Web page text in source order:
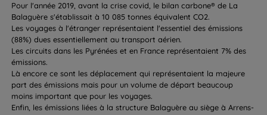
Pour l'année 2019, avant la crise covid, le bilan carbone® de La
Balaguère s'établissait à 10 085 tonnes équivalent CO2.
Les voyages à l'étranger représentaient l'essentiel des émissions
(88%) dues essentiellement au transport aérien.
Les circuits dans les Pyrénées et en France représentaient 7% des
émissions.
Là encore ce sont les déplacement qui représentaient la majeure
part des émissions mais pour un volume de départ beaucoup
moins important que pour les voyages.
Enfin, les émissions liées à la structure Balaguère au siège à Arrens-